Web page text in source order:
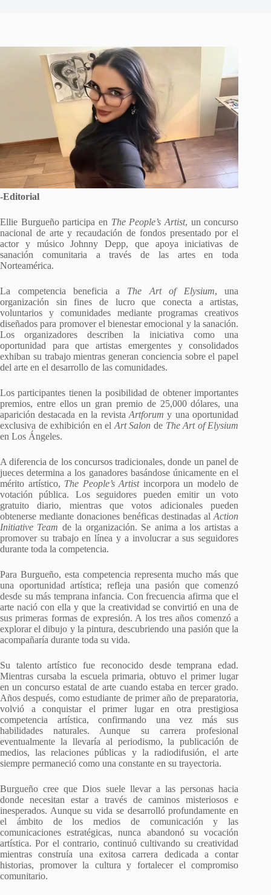
-Editorial
Ellie Burgueño participa en The People’s Artist, un concurso
nacional de arte y recaudación de fondos presentado por el
actor y músico Johnny Depp, que apoya iniciativas de
sanación comunitaria a través de las artes en toda
Norteamérica.
La competencia beneficia a The Art of Elysium, una
organización sin fines de lucro que conecta a artistas,
voluntarios y comunidades mediante programas creativos
diseñados para promover el bienestar emocional y la sanación.
Los organizadores describen la iniciativa como una
oportunidad para que artistas emergentes y consolidados
exhiban su trabajo mientras generan conciencia sobre el papel
del arte en el desarrollo de las comunidades.
Los participantes tienen la posibilidad de obtener importantes
premios, entre ellos un gran premio de 25,000 dólares, una
aparición destacada en la revistaArtforum y una oportunidad
exclusiva de exhibición en el Art Salon de The Art of Elysium
en Los Ángeles.
A diferencia de los concursos tradicionales, donde un panel de
jueces determina a los ganadores basándose únicamente en el
mérito artístico, The People’s Artistincorpora un modelo de
votación pública. Los seguidores pueden emitir un voto
gratuito diario, mientras que votos adicionales pueden
obtenerse mediante donaciones benéficas destinadas alAction
Initiative Team de la organización. Se anima a los artistas a
promover su trabajo en línea y a involucrar a sus seguidores
durante toda la competencia.
Para Burgueño, esta competencia representa mucho más que
una oportunidad artística; refleja una pasión que comenzó
desde su más temprana infancia. Con frecuencia afirma que el
arte nació con ella y que la creatividad se convirtió en una de
sus primeras formas de expresión. A los tres años comenzó a
explorar el dibujo y la pintura, descubriendo una pasión que la
acompañaría durante toda su vida.
Su talento artístico fue reconocido desde temprana edad.
Mientras cursaba la escuela primaria, obtuvo el primer lugar
en un concurso estatal de arte cuando estaba en tercer grado.
Años después, como estudiante de primer año de preparatoria,
volvió a conquistar el primer lugar en otra prestigiosa
competencia artística, confirmando una vez más sus
habilidades naturales. Aunque su carrera profesional
eventualmente la llevaría al periodismo, la publicación de
medios, las relaciones públicas y la radiodifusión, el arte
siempre permaneció como una constante en su trayectoria.
Burgueño cree que Dios suele llevar a las personas hacia
donde necesitan estar a través de caminos misteriosos e
inesperados. Aunque su vida se desarrolló profundamente en
el ámbito de los medios de comunicación y las
comunicaciones estratégicas, nunca abandonó su vocación
artística. Por el contrario, continuó cultivando su creatividad
mientras construía una exitosa carrera dedicada a contar
historias, promover la cultura y fortalecer el compromiso
comunitario.